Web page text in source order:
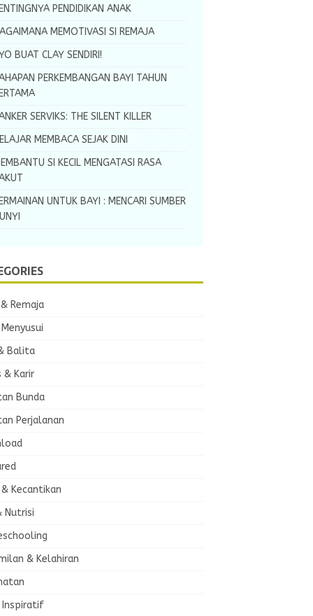
PENDIDIKAN ANAK
MEMOTIVASI SI REMAJA
BUAT CLAY SENDIRI!
PERKEMBANGAN BAYI TAHUN
SERVIKS: THE SILENT KILLER
MEMBACA SEJAK DINI
SI KECIL MENGATASI RASA
UNTUK BAYI : MENCARI SUMBER
Remaja
Balita
& Karir
Bunda
Perjalanan
Kecantikan
Nutrisi
& Kelahiran
Inspiratif